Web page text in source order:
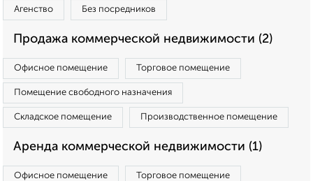
Агенство Без посредников
Продажа коммерческой недвижимости (2)
Офисное помещение Торговое помещение
Помещение свободного назначения
Складское помещение Производственное помещение
Аренда коммерческой недвижимости (1)
Офисное помещение Торговое помещение